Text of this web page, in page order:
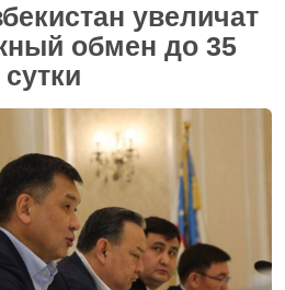
увеличат
обмен до 35